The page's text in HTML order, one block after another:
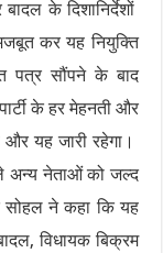
के दिशानिर्देशों
कर यह नियुक्ति
पत्र सौंपने के बाद
के हर मेहनती और
और यह जारी रहेगा।
अन्य नेताओं को जल्द
सोहल ने कहा कि यह
विधायक बिक्रम